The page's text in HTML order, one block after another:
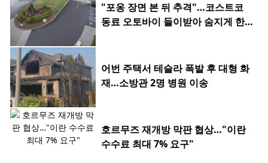
"포옹 장면 본 뒤 추격"…코스트코
동료 오토바이 들이받아 숨지게 한 2
어번 주택서 테슬라 폭발 후 대형 화
재…소방관 2명 병원 이송
호르무즈 재개방 막판 협상…"이란
수수료 최대 7% 요구"